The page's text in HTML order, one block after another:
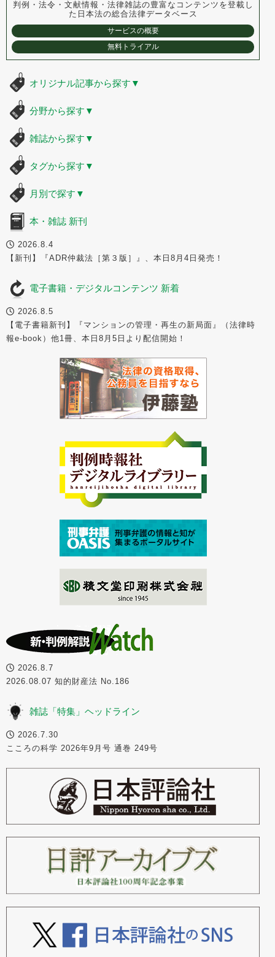
判例・法令・文献情報・法律雑誌の豊富なコンテンツを登載し
た 日本法の総合法律データベース
サービスの概要
無料トライアル
オリジナル記事から探す ▼
分野から探す ▼
雑誌から探す ▼
タグから探す ▼
月別で探す ▼
本・雑誌 新刊
2026.8.4
【新刊】『ADR仲裁法［第３版］』、本日8月4日発売！
電子書籍・デジタルコンテンツ 新着
2026.8.5
【電子書籍新刊】『マンションの管理・再生の新局面』（法律時
報e-book）他1冊、本日8月5日より配信開始！
2026.8.7
2026.08.07 知的財産法 No.186
雑誌「特集」ヘッドライン
2026.7.30
こころの科学 2026年9月号 通巻 249号